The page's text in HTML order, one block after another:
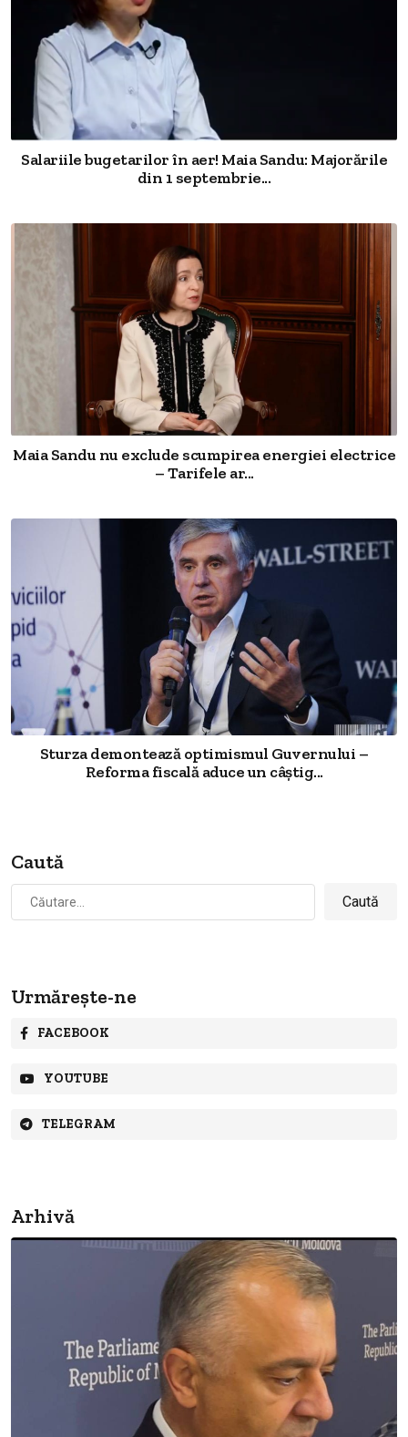
Salariile bugetarilor în aer! Maia Sandu: Majorările
din 1 septembrie...
Maia Sandu nu exclude scumpirea energiei electrice
– Tarifele ar...
Sturza demontează optimismul Guvernului –
Reforma fiscală aduce un câștig...
Caută
Caută
după:
Urmărește-ne
FACEBOOK
YOUTUBE
TELEGRAM
Arhivă